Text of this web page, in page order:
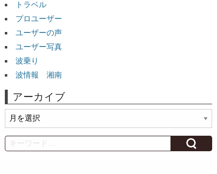
トラベル
プロユーザー
ユーザーの声
ユーザー写真
波乗り
波情報 湘南
アーカイブ
ー
カ
イ
Search